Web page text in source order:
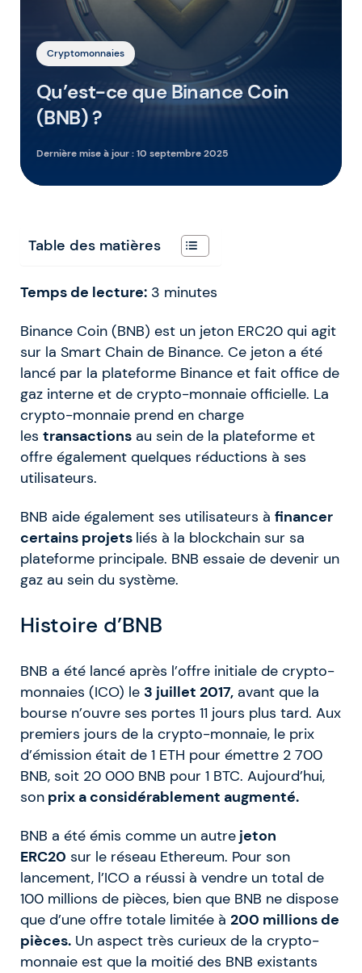
Cryptomonnaies
Qu’est-ce que Binance Coin
(BNB) ?
Dernière mise à jour :10 septembre 2025
Table des matières
Temps de lecture: 3 minutes
Binance Coin (BNB) est un jeton ERC20 qui agit
sur la Smart Chain de Binance. Ce jeton a été
lancé par la plateforme Binance et fait office de
gaz interne et de crypto-monnaie officielle. La
crypto-monnaie prend en charge
les transactions au sein de la plateforme et
offre également quelques réductions à ses
utilisateurs.
BNB aide également ses utilisateurs à financer
certains projets liés à la blockchain sur sa
plateforme principale. BNB essaie de devenir un
gaz au sein du système.
Histoire d’BNB
BNB a été lancé après l’offre initiale de crypto-
monnaies (ICO) le 3 juillet 2017, avant que la
bourse n’ouvre ses portes 11 jours plus tard. Aux
premiers jours de la crypto-monnaie, le prix
d’émission était de 1 ETH pour émettre 2 700
BNB, soit 20 000 BNB pour 1 BTC. Aujourd’hui,
son prix a considérablement augmenté.
BNB a été émis comme un autre jeton
ERC20 sur le réseau Ethereum. Pour son
lancement, l’ICO a réussi à vendre un total de
100 millions de pièces, bien que BNB ne dispose
que d’une offre totale limitée à 200 millions de
pièces. Un aspect très curieux de la crypto-
monnaie est que la moitié des BNB existants